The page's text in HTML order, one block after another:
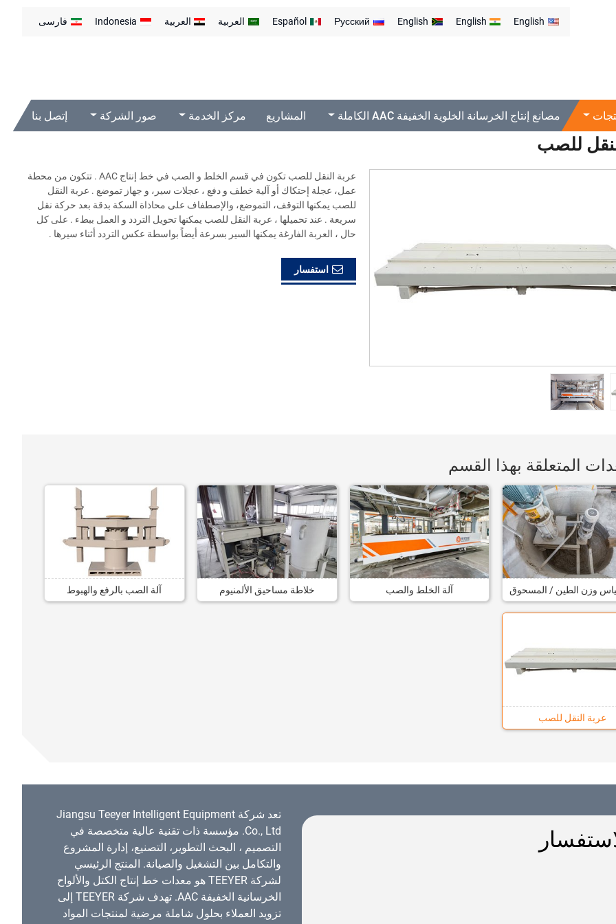
English
English
English
Русский
Español العربية العربية Indonesia فارسی
مصانع إنتاج الخرسانة الخلوية الخفيفة AAC الكاملة المشاريع مركز الخدمة صور الشركة إتصل بنا
و الصب عربة النقل للصب
للصب
عربة النقل للصب تكون في قسم الخلط و الصب في خط إنتاج AAC . تتكون من محطة
عمل، عجلة إحتكاك أو آلية خطف و دفع ، عجلات سير، و جهاز تموضع . عربة النقل
للصب يمكنها التوقف، التموضع، والإصطفاف على محاذاة السكة بدقة بعد حركة نقل
سريعة . عند تحميلها ، عربة النقل للصب يمكنها تحويل التردد و العمل ببطء . على كل
حال ، العربة الفارغة يمكنها السير بسرعة أيضاً بواسطة عكس التردد أثناء سيرها .
استفسار
المتعلقة بهذا القسم
وزن الطين / المسحوق آلة الخلط والصب خلاطة مساحيق الألمنيوم آلة الصب بالرفع والهبوط
عربة النقل للصب
تعد شركة Jiangsu Teeyer Intelligent Equipment
Co., Ltd. مؤسسة ذات تقنية عالية متخصصة في
التصميم ، البحث التطوير، التصنيع، إدارة المشروع
والتكامل بين التشغيل والصيانة. المنتج الرئيسي
لشركة TEEYER هو معدات خط إنتاج الكتل والألواح
الخرسانية الخفيفة AAC. تهدف شركة TEEYER إلى
تزويد العملاء بحلول شاملة مرضية لمنتجات المواد